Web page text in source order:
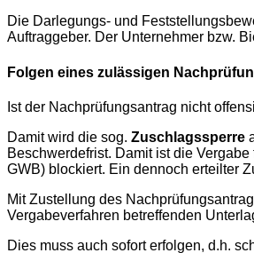
Die Darlegungs- und
Auftraggeber. Der Unternehmer bzw.
Folgen eines zulässigen
Ist der Nachprüfungsantrag nicht
Damit wird die sog. Zuschlagssperre
Beschwerdefrist. Damit ist die
GWB) blockiert. Ein dennoch erteilter
Mit Zustellung des
Vergabeverfahren betreffenden
Dies muss auch sofort erfolgen, d.h.